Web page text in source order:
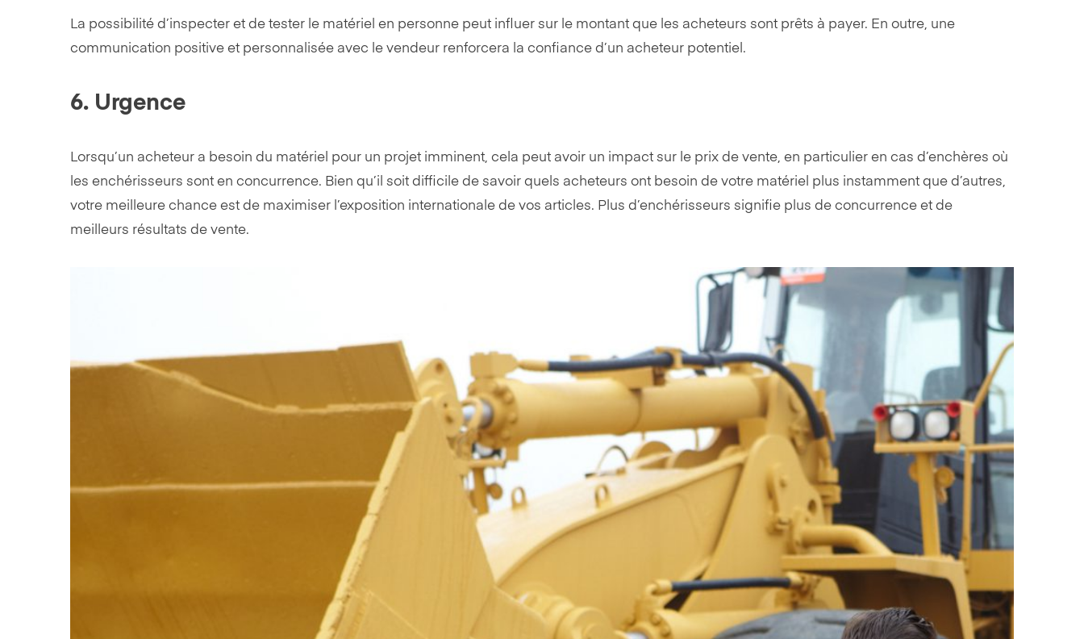
La possibilité d’inspecter et de tester le matériel en personne peut influer sur le montant que les acheteurs sont prêts à payer. En outre, une
communication positive et personnalisée avec le vendeur renforcera la confiance d’un acheteur potentiel.
6. Urgence
Lorsqu’un acheteur a besoin du matériel pour un projet imminent, cela peut avoir un impact sur le prix de vente, en particulier en cas d’enchères où
les enchérisseurs sont en concurrence. Bien qu’il soit difficile de savoir quels acheteurs ont besoin de votre matériel plus instamment que d’autres,
votre meilleure chance est de maximiser l’exposition internationale de vos articles. Plus d’enchérisseurs signifie plus de concurrence et de
meilleurs résultats de vente.